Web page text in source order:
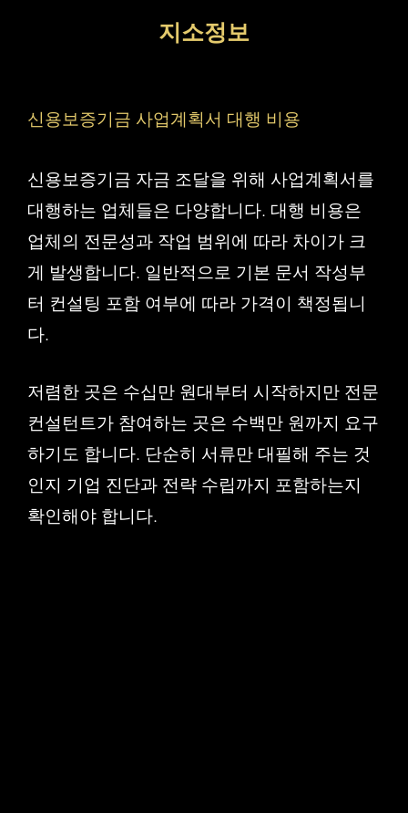
지소정보
신용보증기금 사업계획서 대행 비용
신용보증기금 자금 조달을 위해 사업계획서를
대행하는 업체들은 다양합니다. 대행 비용은
업체의 전문성과 작업 범위에 따라 차이가 크
게 발생합니다. 일반적으로 기본 문서 작성부
터 컨설팅 포함 여부에 따라 가격이 책정됩니
다.
저렴한 곳은 수십만 원대부터 시작하지만 전문
컨설턴트가 참여하는 곳은 수백만 원까지 요구
하기도 합니다. 단순히 서류만 대필해 주는 것
인지 기업 진단과 전략 수립까지 포함하는지
확인해야 합니다.